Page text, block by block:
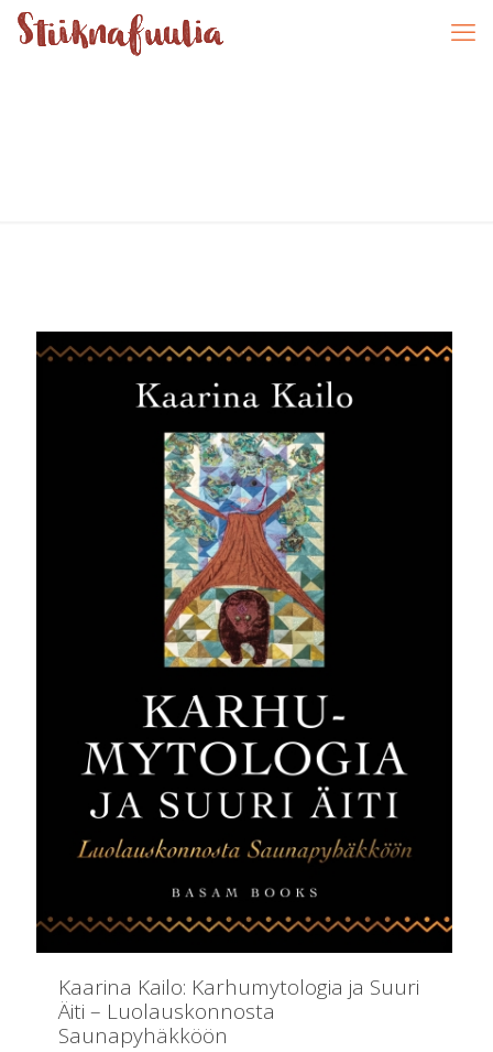
Kaarina Kailo: Karhumytologia ja Suuri
Äiti – Luolauskonnosta
Saunapyhäkköön